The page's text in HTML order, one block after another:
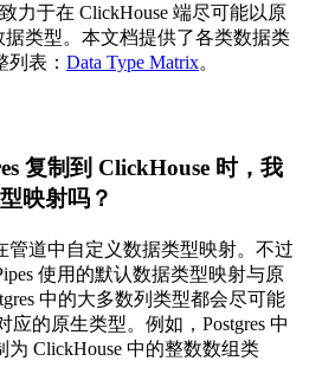
致力于在 ClickHouse 端尽可能以原
据类型。本文档提供了各类数据类
表： Data Type Matrix。
复制到 ClickHouse 时，我
映射吗？
管道中自定义数据类型映射。不过
使用的默认数据类型映射与原
中的大多数列类型都会尽可能
应的原生类型。例如，Postgres 中
ClickHouse 中的整数数组类